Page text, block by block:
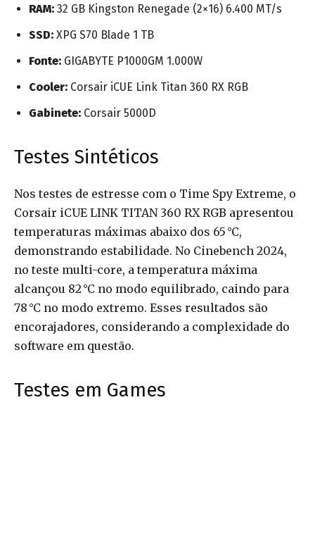
RAM: 32 GB Kingston Renegade (2×16) 6.400 MT/s
SSD: XPG S70 Blade 1 TB
Fonte: GIGABYTE P1000GM 1.000W
Cooler: Corsair iCUE Link Titan 360 RX RGB
Gabinete: Corsair 5000D
Testes Sintéticos
Nos testes de estresse com o Time Spy Extreme, o
Corsair iCUE LINK TITAN 360 RX RGB apresentou
temperaturas máximas abaixo dos 65 °C,
demonstrando estabilidade. No Cinebench 2024,
no teste multi-core, a temperatura máxima
alcançou 82 °C no modo equilibrado, caindo para
78 °C no modo extremo. Esses resultados são
encorajadores, considerando a complexidade do
software em questão.
Testes em Games